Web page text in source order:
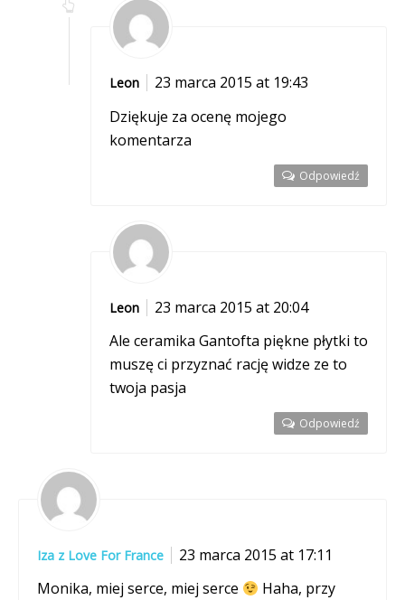
Leon
23 marca 2015 at 19:43
Dziękuje za ocenę mojego
komentarza
Odpowiedź
Leon
23 marca 2015 at 20:04
Ale ceramika Gantofta piękne płytki to
muszę ci przyznać rację widze ze to
twoja pasja
Odpowiedź
Iza z Love For France
23 marca 2015 at 17:11
Monika, miej serce, miej serce
Haha, przy